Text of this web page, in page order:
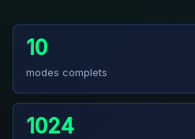
10
modes complets
1024